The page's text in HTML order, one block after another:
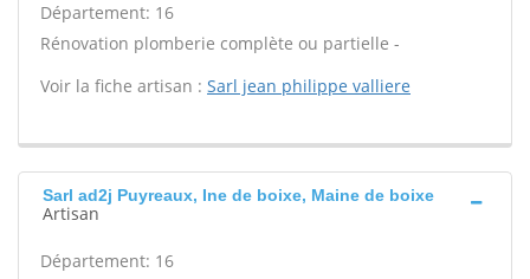
Département: 16
Rénovation plomberie complète ou partielle -
Voir la fiche artisan : Sarl jean philippe valliere
Sarl ad2j Puyreaux, Ine de boixe, Maine de boixe
Artisan
Département: 16